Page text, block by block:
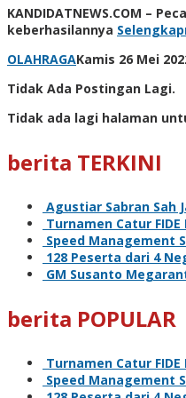
KANDIDATNEWS.COM –
keberhasilannya
OLAHRAGAKamis 26 Mei
Tidak Ada Postingan Lagi.
Tidak ada lagi halaman
berita TERKINI
Agustiar Sabran Sah
Turnamen Catur
Speed Management
128 Peserta dari 4
GM Susanto
berita POPULAR
Turnamen Catur
Speed Management